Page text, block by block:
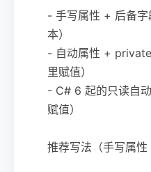
- 手写属性 + 后备
本）
- 自动属性 +
里赋值）
- C# 6 起的只读自
赋值）
推荐写法（手写属性